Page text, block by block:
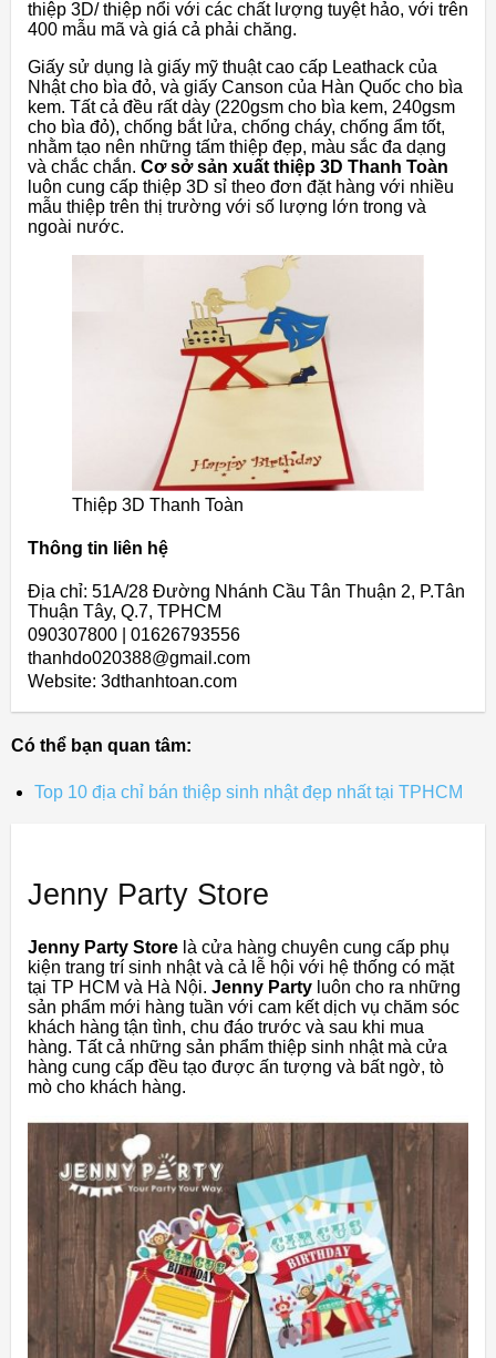
thiệp 3D/ thiệp nổi với các chất lượng tuyệt hảo, với trên
400 mẫu mã và giá cả phải chăng.
Giấy sử dụng là giấy mỹ thuật cao cấp Leathack của
Nhật cho bìa đỏ, và giấy Canson của Hàn Quốc cho bìa
kem. Tất cả đều rất dày (220gsm cho bìa kem, 240gsm
cho bìa đỏ), chống bắt lửa, chống cháy, chống ẩm tốt,
nhằm tạo nên những tấm thiệp đẹp, màu sắc đa dạng
và chắc chắn. Cơ sở sản xuất thiệp 3D Thanh Toàn
luôn cung cấp thiệp 3D sỉ theo đơn đặt hàng với nhiều
mẫu thiệp trên thị trường với số lượng lớn trong và
ngoài nước.
Thiệp 3D Thanh Toàn
Thông tin liên hệ
Địa chỉ: 51A/28 Đường Nhánh Cầu Tân Thuận 2, P.Tân
Thuận Tây, Q.7, TPHCM
090307800 | 01626793556
thanhdo020388@gmail.com
Website: 3dthanhtoan.com
Có thể bạn quan tâm:
Top 10 địa chỉ bán thiệp sinh nhật đẹp nhất tại TPHCM
Jenny Party Store
Jenny Party Store là cửa hàng chuyên cung cấp phụ
kiện trang trí sinh nhật và cả lễ hội với hệ thống có mặt
tại TP HCM và Hà Nội. Jenny Party luôn cho ra những
sản phẩm mới hàng tuần với cam kết dịch vụ chăm sóc
khách hàng tận tình, chu đáo trước và sau khi mua
hàng. Tất cả những sản phẩm thiệp sinh nhật mà cửa
hàng cung cấp đều tạo được ấn tượng và bất ngờ, tò
mò cho khách hàng.